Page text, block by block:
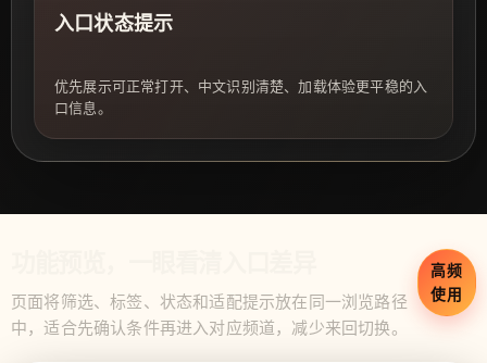
入口状态提示
优先展示可正常打开、中文识别清楚、加载体验更平稳的入
口信息。
页面将筛选、标签、状态和适配提示放在同一浏览路径
中，适合先确认条件再进入对应频道，减少来回切换。
高频
使用